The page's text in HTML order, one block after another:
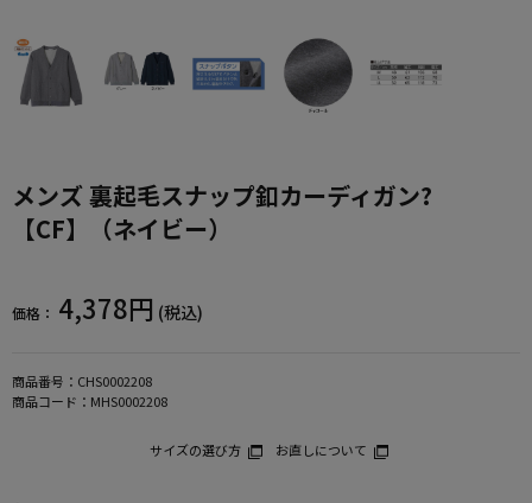
メンズ 裏起毛スナップ釦カーディガン?
【CF】（ネイビー）
価格： 4,378円 (税込)
商品番号： CHS0002208
商品コード： MHS0002208
サイズの選び方 お直しについて